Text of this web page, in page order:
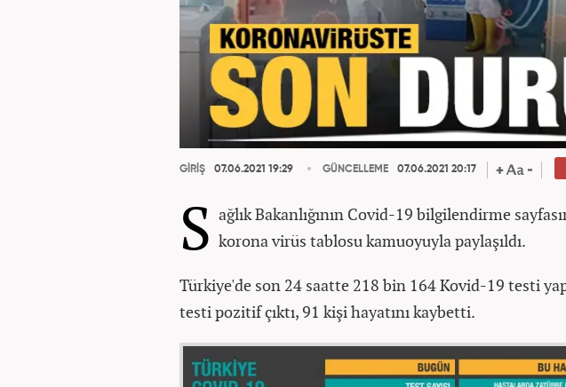
GİRİŞ 07.06.2021 19:29 GÜNCELLEME 07.06.2021 20:17
S ağlık Bakanlığının Covid-19 bilgilendirme
korona virüs tablosu kamuoyuyla paylaşıldı.
Türkiye'de son 24 saatte 218 bin 164 Kovid-19 testi
testi pozitif çıktı, 91 kişi hayatını kaybetti.